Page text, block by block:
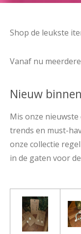
Shop de leukste
Vanaf nu
Nieuw binnen
Mis onze
trends en must-
onze collectie
in de gaten voor